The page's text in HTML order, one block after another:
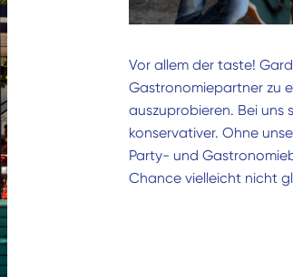
Vor allem der taste!
Gastronomiepartner zu
auszuprobieren. Bei uns
konservativer. Ohne
Party- und
Chance vielleicht nicht